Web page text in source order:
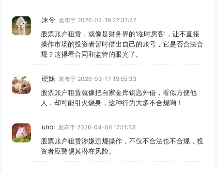
沫兮 发布于 2026-02-19 22:37:47
股票账户租赁，就像是财务界的‘临时房客’，让不直接
操作市场的投资者暂时借出自己的账号，它是否合法合
规？这得看合同和监管的眼光了。
硬妹 发布于 2026-03-17 19:55:33
股票账户租赁就像把自家金库钥匙外借，看似方便他
人，却可能引火烧身，这种行为大多不合规哟！
unol 发布于 2026-04-06 17:11:53
股票账户租赁涉嫌违规操作，不仅不合法也不合规，投
资者应警惕其潜在风险。